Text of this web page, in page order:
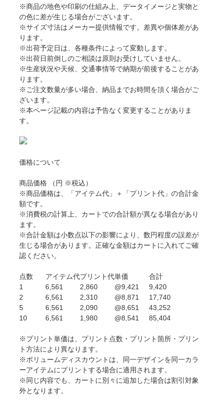
※商品の地色や印刷の仕組み上、データイメージと実物と
の色に差が生じる場合がございます。
※サイズ寸法はメーカー提供情報です。差異や個体差があ
ります。
※出荷予定日は、各種条件によって変動します。
※出荷日前倒しのご相談は原則お受けしていません。
※生産状況や天候、交通事情等で納期が前後することがあ
ります。
※ご注文数量が多い場合、納品までお時間を頂く場合がご
ざいます。
※本ページ記載の内容は予告なく変更することがありま
す。
価格について
商品価格
（円 ※税込）
※商品価格は、「アイテム代」＋「プリント代」の合計金
額です。
※消費税の計算上、カートでの合計額が異なる場合があり
ます。
※合計金額は小数点以下の影響により、数円程度の誤差が
生じる場合があります。正確な金額はカートに入れてご確
認ください。
点数 アイテム代プリント代単価
合計
1
6,561 2,860 @9,421
9,420
2
6,561 2,310 @8,871
17,740
5
6,561 2,090 @8,651
43,252
10
6,561 1,980 @8,541 85,404
※プリント単価は、プリント点数・プリント箇所・プリン
ト方法により異なります。
※ボリュームディスカウントは、同一デザインを同一カラ
ーアイテムにプリントする場合に適用されます。
※同じ内容でも、カートに別々に追加した場合は割引対象
外となります。